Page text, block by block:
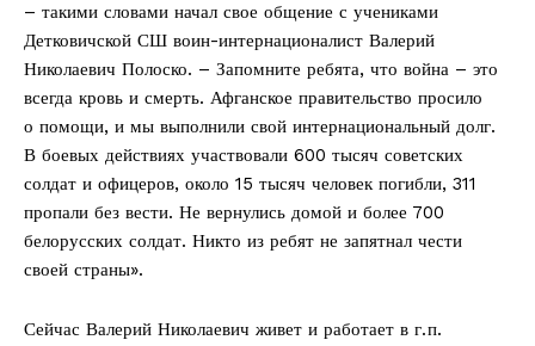
– такими словами начал свое общение с учениками
Детковичской СШ воин-интернационалист Валерий
Николаевич Полоско. – Запомните ребята, что вой­на – это
всегда кровь и смерть. Афганское правительство просило
о помощи, и мы выполнили свой интернациональный долг.
В боевых действиях участвовали 600 тысяч советских
солдат и офицеров, около 15 тысяч человек погибли, 311
пропали без вести. Не вернулись домой и более 700
белорусских солдат. Никто из ребят не запятнал чести
своей страны».
Сейчас Валерий Николаевич живет и работает в г. п.